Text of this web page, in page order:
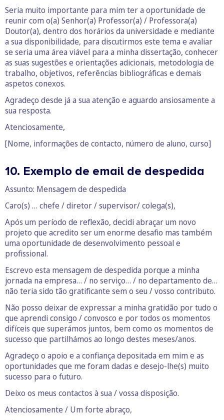
Seria muito importante para mim ter a oportunidade de
reunir com o(a) Senhor(a) Professor(a) / Professora(a)
Doutor(a), dentro dos horários da universidade e mediante
a sua disponibilidade, para discutirmos este tema e avaliar
se seria uma área viável para a minha dissertação, conhecer
as suas sugestões e orientações adicionais, metodologia de
trabalho, objetivos, referências bibliográficas e demais
aspetos conexos.
Agradeço desde já a sua atenção e aguardo ansiosamente a
sua resposta.
Atenciosamente,
[Nome, informações de contacto, número de aluno, curso]
10. Exemplo de email de despedida
Assunto: Mensagem de despedida
Caro(s) … chefe / diretor / supervisor/ colega(s),
Após um período de reflexão, decidi abraçar um novo
projeto que acredito ser um enorme desafio mas também
uma oportunidade de desenvolvimento pessoal e
profissional.
Escrevo esta mensagem de despedida porque a minha
jornada na empresa… / no serviço… / no departamento de…
não teria sido tão gratificante sem o seu / vosso contributo.
Não posso deixar de expressar a minha gratidão por tudo o
que aprendi consigo / convosco e por todos os momentos
difíceis que superámos juntos, bem como os momentos de
sucesso que partilhámos ao longo destes meses/anos.
Agradeço o apoio e a confiança depositada em mim e as
oportunidades que me foram dadas e desejo-lhe(s) muito
sucesso para o futuro.
Deixo os meus contactos à sua / vossa disposição.
Atenciosamente / Um forte abraço,